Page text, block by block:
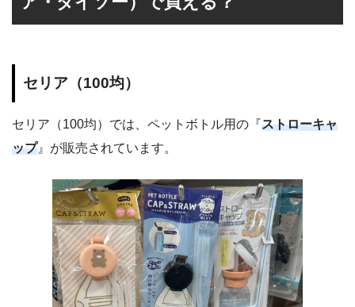
セリア（100均）
セリア（100均）では、ペットボトル用の『ストローキャ
ップ』が販売されています。